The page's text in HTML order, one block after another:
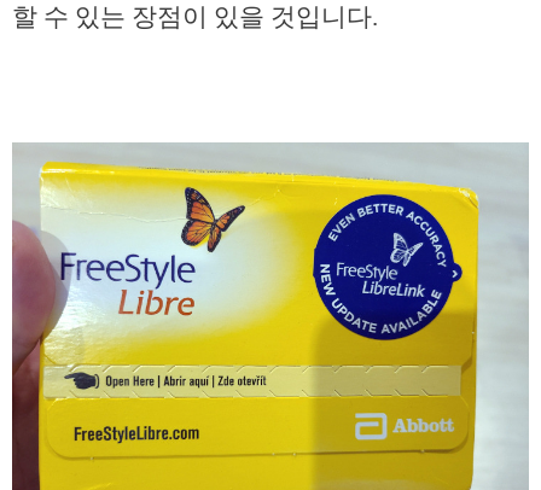
할 수 있는 장점이 있을 것입니다.